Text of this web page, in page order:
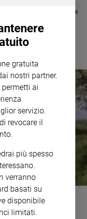
scuola va bene, anche se
attivissima nei
a cui partecipa»
una scommessa
gratuita
nostri partner.
ai
servizio.
revocare il
più spesso
verranno
basati su
disponibile
limitati.